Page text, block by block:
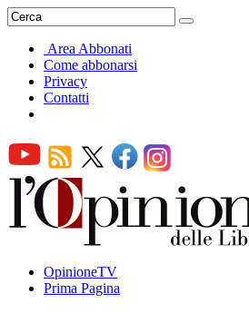
Area Abbonati
Come abbonarsi
Privacy
Contatti
OpinioneTV
Prima Pagina